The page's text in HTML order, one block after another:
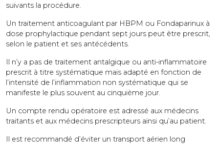
suivants la procédure.
Un traitement anticoagulant par HBPM ou Fondaparinux à
dose prophylactique pendant sept jours peut être prescrit,
selon le patient et ses antécédents.
Il n’y a pas de traitement antalgique ou anti-inflammatoire
prescrit à titre systématique mais adapté en fonction de
l’intensité de l’inflammation non systématique qui se
manifeste le plus souvent au cinquième jour.
Un compte rendu opératoire est adressé aux médecins
traitants et aux médecins prescripteurs ainsi qu’au patient.
Il est recommandé d’éviter un transport aérien long